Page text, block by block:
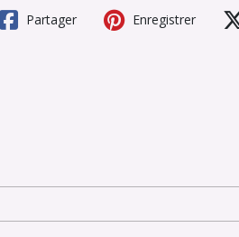
Partager Enregistrer